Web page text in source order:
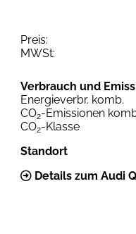
Preis:
MWSt:
Verbrauch und
Energieverbr. komb.
CO2-Emissionen
CO2-Klasse
Standort
Details zum Audi